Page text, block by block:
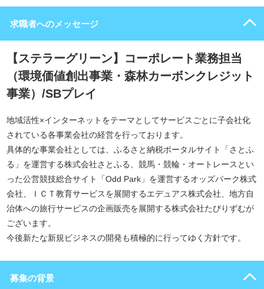
求職者へのメッセージ
【ステラーグリーン】コーポレート業務担当
（環境価値創出事業・森林カーボンクレジット
事業）/SBプレイ
地域活性×インターネットをテーマとしてサービスごとに子会社化
されている各事業会社の経営を行っております。
具体的な事業会社としては、ふるさと納税ポータルサイト「さとふ
る」を運営する株式会社さとふる、競馬・競輪・オートレースとい
った公営競技総合サイト「Odd Park」を運営するオッズパーク株式
会社、ＩＣＴ教育サービスを展開するエデュアス株式会社、地方自
治体への旅行サービスの企画販売を展開する株式会社たびりずむが
ございます。
今後新たな新規ビジネスの開発も積極的に行ってゆく方針です。
募集の背景